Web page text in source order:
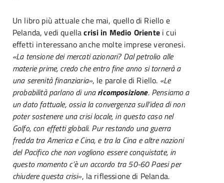
Un libro più attuale che mai, quello di Riello e
Pelanda, vedi quellacrisi in Medio Orientei cui
effetti interessano anche molte imprese veronesi.
«La tensione dei mercati azionari? Dal petrolio alle
materie prime, credo che entro fine anno si tornerà a
una serenità finanziaria», le parole di Riello. «Le
probabilità parlano di unaricomposizione. Pensiamo a
un dato fattuale, ossia la convergenza sull’idea di non
poter sostenere una crisi locale, in questo caso nel
Golfo, con effetti globali. Pur restando una guerra
fredda tra America e Cina, e tra la Cina e altre nazioni
del Pacifico che non vogliono essere conquistate, in
questo momento c’è un accordo tra 50-60 Paesi per
chiudere questa crisi», la riflessione di Pelanda.